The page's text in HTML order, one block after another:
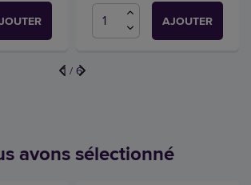
AJOUTER
1 / 6
avons sélectionné